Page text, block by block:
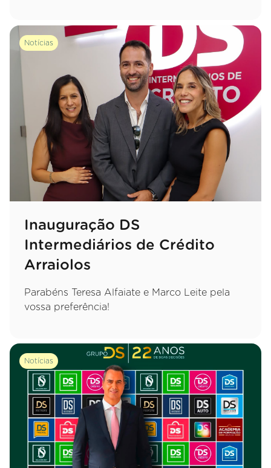
Notícias
Inauguração DS
Intermediários de Crédito
Arraiolos
Parabéns Teresa Alfaiate e Marco Leite pela
vossa preferência!
Notícias